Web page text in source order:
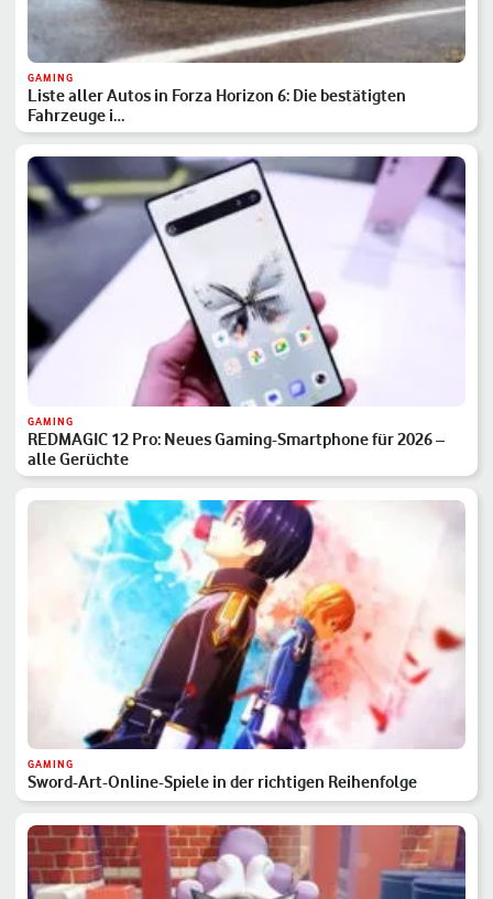
GAMING
Liste aller Autos in Forza Horizon 6: Die bestätigten
Fahrzeuge i…
GAMING
REDMAGIC 12 Pro: Neues Gaming-Smartphone für 2026 –
alle Gerüchte
GAMING
Sword-Art-Online-Spiele in der richtigen Reihenfolge